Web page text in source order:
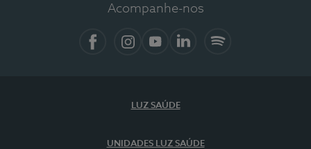
Acompanhe-nos
LUZ SAÚDE
UNIDADES LUZ SAÚDE